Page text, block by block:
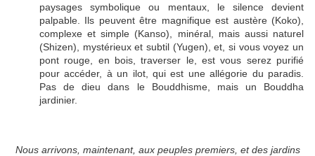
paysages symbolique ou mentaux, le silence devient
palpable. Ils peuvent être magnifique est austère (Koko),
complexe et simple (Kanso), minéral, mais aussi naturel
(Shizen), mystérieux et subtil (Yugen), et, si vous voyez un
pont rouge, en bois, traverser le, est vous serez purifié
pour accéder, à un ilot, qui est une allégorie du paradis.
Pas de dieu dans le Bouddhisme, mais un Bouddha
jardinier.
Nous arrivons, maintenant, aux peuples premiers, et des jardins